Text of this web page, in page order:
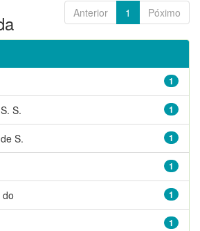
Anterior 1 Póximo
1
1
S.
1
S.
1
1
do
1